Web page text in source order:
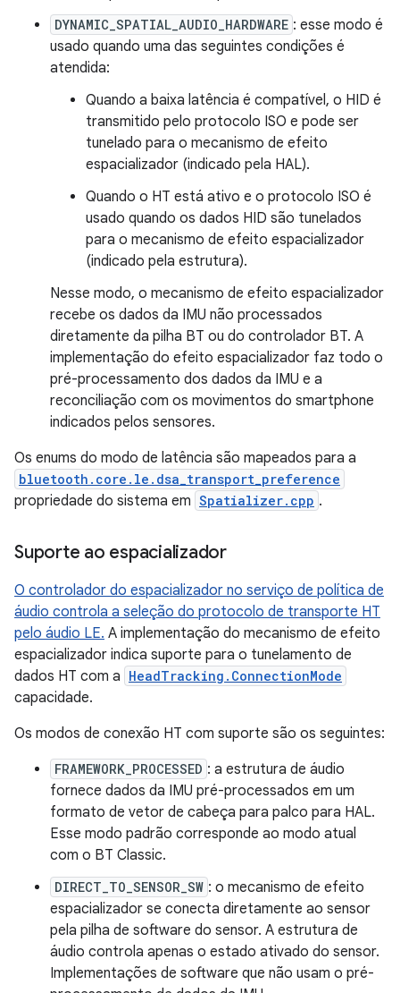
DYNAMIC_SPATIAL_AUDIO_HARDWARE : esse modo é
usado quando uma das seguintes condições é
atendida:
Quando a baixa latência é compatível, o HID é
transmitido pelo protocolo ISO e pode ser
tunelado para o mecanismo de efeito
espacializador (indicado pela HAL).
Quando o HT está ativo e o protocolo ISO é
usado quando os dados HID são tunelados
para o mecanismo de efeito espacializador
(indicado pela estrutura).
Nesse modo, o mecanismo de efeito espacializador
recebe os dados da IMU não processados
diretamente da pilha BT ou do controlador BT. A
implementação do efeito espacializador faz todo o
pré-processamento dos dados da IMU e a
reconciliação com os movimentos do smartphone
indicados pelos sensores.
Os enums do modo de latência são mapeados para a
bluetooth.core.le.dsa_transport_preference
propriedade do sistema em Spatializer.cpp .
Suporte ao espacializador
O controlador do espacializador no serviço de política de
áudio controla a seleção do protocolo de transporte HT
pelo áudio LE. A implementação do mecanismo de efeito
espacializador indica suporte para o tunelamento de
dados HT com a HeadTracking.ConnectionMode
capacidade.
Os modos de conexão HT com suporte são os seguintes:
FRAMEWORK_PROCESSED : a estrutura de áudio
fornece dados da IMU pré-processados em um
formato de vetor de cabeça para palco para HAL.
Esse modo padrão corresponde ao modo atual
com o BT Classic.
DIRECT_TO_SENSOR_SW : o mecanismo de efeito
espacializador se conecta diretamente ao sensor
pela pilha de software do sensor. A estrutura de
áudio controla apenas o estado ativado do sensor.
Implementações de software que não usam o pré-